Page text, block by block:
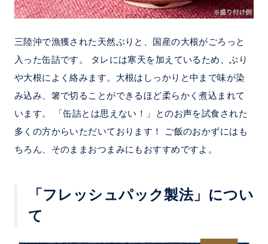
三陸沖で漁獲された天然ぶりと、国産の大根がごろっと
入った缶詰です。 タレには寒天を加えているため、ぶり
や大根によく絡みます。大根はしっかりと中まで味が染
み込み、箸で切ることができるほど柔らかく煮込まれて
います。 「缶詰とは思えない！」とのお声を試食された
多くの方からいただいております！ ご飯のおかずにはも
ちろん、そのままおつまみにもおすすめですよ。
「フレッシュパック製法」につい
て